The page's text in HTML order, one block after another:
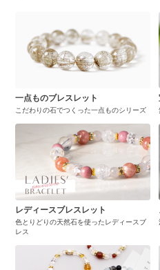
一点ものブレスレット
こだわりの石でつくった一点ものシリーズ
レディースブレスレット
色とりどりの天然石を使ったレディースブ
レス